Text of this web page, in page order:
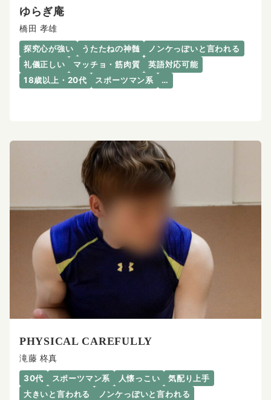
ゆらぎ庵
橋田 孝雄
探究心が強い うたたねの神髄
ノンケっぽいと言われる
礼儀正しい
マッチョ・筋肉質
英語対応可能
18歳以上・20代
スポーツマン系 …
PHYSICAL CAREFULLY
滝藤 柊真
30代 スポーツマン系 人懐っこい
気配り上手
大きいと言われる
ノンケっぽいと言われる